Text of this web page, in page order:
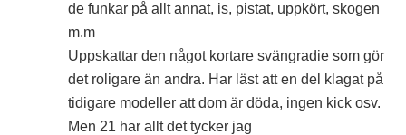
de funkar på allt annat, is, pistat, uppkört, skogen
m.m
Uppskattar den något kortare svängradie som gör
det roligare än andra. Har läst att en del klagat på
tidigare modeller att dom är döda, ingen kick osv.
Men 21 har allt det tycker jag